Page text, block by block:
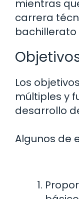
mientras
carrera
Los
múltiples y
desarrollo
Algunos de